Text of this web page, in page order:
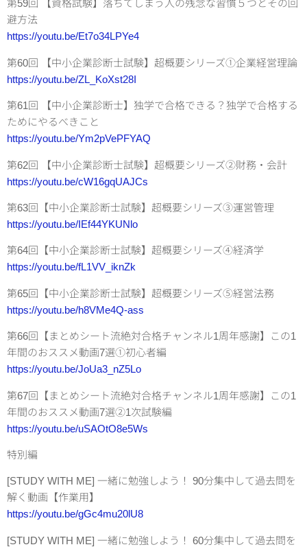
第59回 【資格試験】落ちてしまう人の残念な習慣５つとその回
避方法
https://youtu.be/Et7o34LPYe4
第60回 【中小企業診断士試験】超概要シリーズ①企業経営理論
https://youtu.be/ZL_KoXst28I
第61回 【中小企業診断士】独学で合格できる？独学で合格する
ためにやるべきこと
https://youtu.be/Ym2pVePFYAQ
第62回 【中小企業診断士試験】超概要シリーズ②財務・会計
https://youtu.be/cW16gqUAJCs
第63回【中小企業診断士試験】超概要シリーズ③運営管理
https://youtu.be/IEf44YKUNlo
第64回【中小企業診断士試験】超概要シリーズ④経済学
https://youtu.be/fL1VV_iknZk
第65回【中小企業診断士試験】超概要シリーズ⑤経営法務
https://youtu.be/h8VMe4Q-ass
第66回【まとめシート流絶対合格チャンネル1周年感謝】この1
年間のおススメ動画7選①初心者編
https://youtu.be/JoUa3_nZ5Lo
第67回【まとめシート流絶対合格チャンネル1周年感謝】この1
年間のおススメ動画7選②1次試験編
https://youtu.be/uSAOtO8e5Ws
特別編
[STUDY WITH ME] 一緒に勉強しよう！ 90分集中して過去問を
解く動画【作業用】
https://youtu.be/gGc4mu20lU8
[STUDY WITH ME] 一緒に勉強しよう！ 60分集中して過去問を